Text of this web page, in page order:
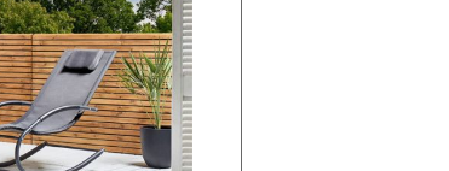
di
I
Vespri